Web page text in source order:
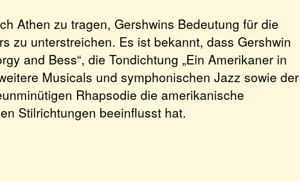
Athen zu tragen, Gershwins Bedeutung für die
zu unterstreichen. Es ist bekannt, dass Gershwin
and Bess“, die Tondichtung „Ein Amerikaner in
Musicals und symphonischen Jazz sowie der
Rhapsodie die amerikanische
Stilrichtungen beeinflusst hat.